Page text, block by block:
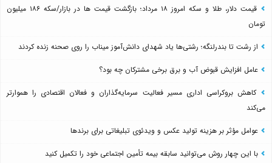
قیمت دلار، طلا و سکه امروز ۱۸ مرداد؛ بازگشت قیمت ها در بازار/سکه ۱۸۶ میلیون
تومان
از رشت تا بندرلنگه؛ رشتی‌ها یاد شهدای دانش‌آموز میناب را روی صحنه زنده کردند
عامل افزایش قبوض آب و برق برخی مشترکان چه بود؟
کاهش بروکراسی اداری مسیر فعالیت سرمایه‌گذاران و فعالان اقتصادی را هموارتر
می‌کند
عوامل مؤثر بر هزینه تولید عکس و ویدئوی تبلیغاتی برای برندها
با این چهار روش می‌توانید سابقه بیمه تأمین اجتماعی خود را تکمیل کنید